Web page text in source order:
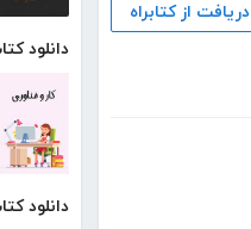
دانلود
دانلود
دریافت از کتابراه